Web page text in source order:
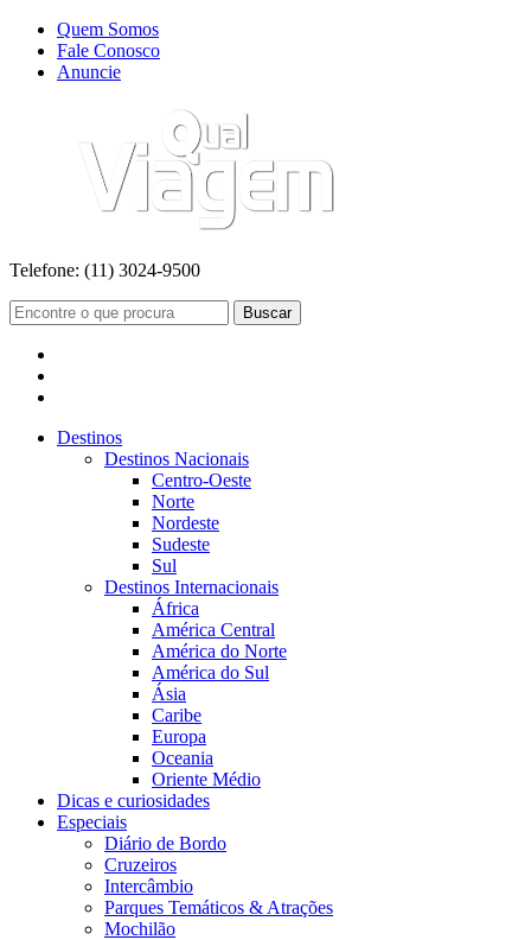
Quem Somos
Fale Conosco
Anuncie
Telefone: (11) 3024-9500
Buscar
Destinos
Destinos Nacionais
Centro-Oeste
Norte
Nordeste
Sudeste
Sul
Destinos Internacionais
África
América Central
América do Norte
América do Sul
Ásia
Caribe
Europa
Oceania
Oriente Médio
Dicas e curiosidades
Especiais
Diário de Bordo
Cruzeiros
Intercâmbio
Parques Temáticos & Atrações
Mochilão